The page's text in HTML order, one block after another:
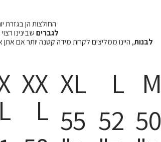
החולצות הן בגזרת
לגבריםשבינינו
לבנות, היינו ממליצים לקחת מידה קטנה יותר אם
XX
L
XL
55
L
52
M
50